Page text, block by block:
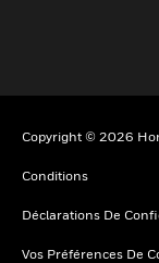
Copyright © 2026
Conditions
Déclarations De
Vos Préférences De